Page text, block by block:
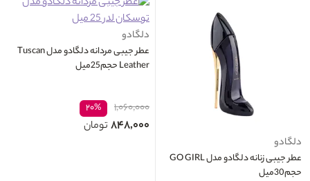
دلگادو
عطر جیبی زنانه دلگادو مدل GO GIRL
حجم30میل
دلگادو
عطر جیبی مردانه دلگادو مدل Tuscan
Leather حجم25میل
۱,۰۶۰,۰۰۰ ۲۰%
۸۴۸,۰۰۰ تومان